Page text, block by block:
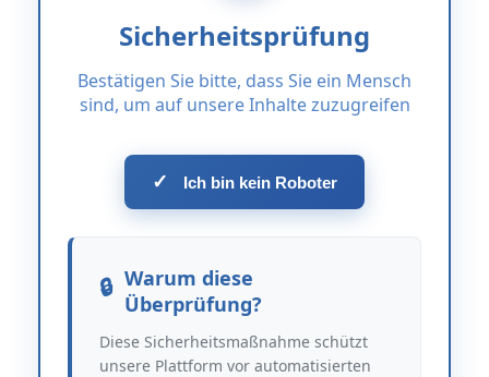
Sicherheitsprüfung
Bestätigen Sie bitte, dass Sie ein Mensch
sind, um auf unsere Inhalte zuzugreifen
✓ Ich bin kein Roboter
Warum diese
Überprüfung?
Diese Sicherheitsmaßnahme schützt
unsere Plattform vor automatisierten